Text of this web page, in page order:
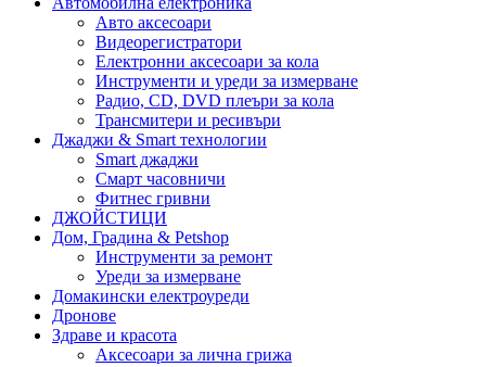
Авто аксесоари
Видеорегистратори
Електронни аксесоари за кола
Инструменти и уреди за измерване
Радио, CD, DVD плеъри за кола
Трансмитери и ресивъри
Джаджи & Smart технологии
Smart джаджи
Смарт часовничи
Фитнес гривни
ДЖОЙСТИЦИ
Дом, Градина & Petshop
Инструменти за ремонт
Уреди за измерване
Домакински електроуреди
Дронове
Здраве и красота
Аксесоари за лична грижа